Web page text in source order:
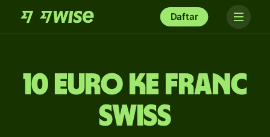
Daftar
10 euro ke franc
Swiss